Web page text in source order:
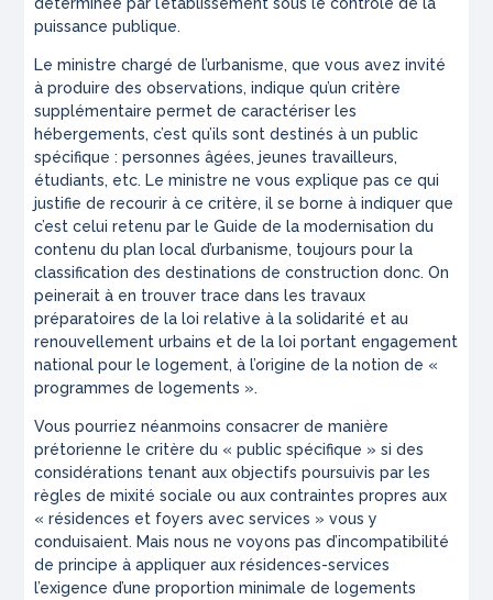
puissance publique.
Le ministre chargé de l’urbanisme, que vous avez invité
à produire des observations, indique qu’un critère
supplémentaire permet de caractériser les
hébergements, c’est qu’ils sont destinés à un public
spécifique : personnes âgées, jeunes travailleurs,
étudiants, etc. Le ministre ne vous explique pas ce qui
justifie de recourir à ce critère, il se borne à indiquer que
c’est celui retenu par le Guide de la modernisation du
contenu du plan local d’urbanisme, toujours pour la
classification des destinations de construction donc. On
peinerait à en trouver trace dans les travaux
préparatoires de la loi relative à la solidarité et au
renouvellement urbains et de la loi portant engagement
national pour le logement, à l’origine de la notion de «
programmes de logements ».
Vous pourriez néanmoins consacrer de manière
prétorienne le critère du « public spécifique » si des
considérations tenant aux objectifs poursuivis par les
règles de mixité sociale ou aux contraintes propres aux
« résidences et foyers avec services » vous y
conduisaient. Mais nous ne voyons pas d’incompatibilité
de principe à appliquer aux résidences-services
l’exigence d’une proportion minimale de logements